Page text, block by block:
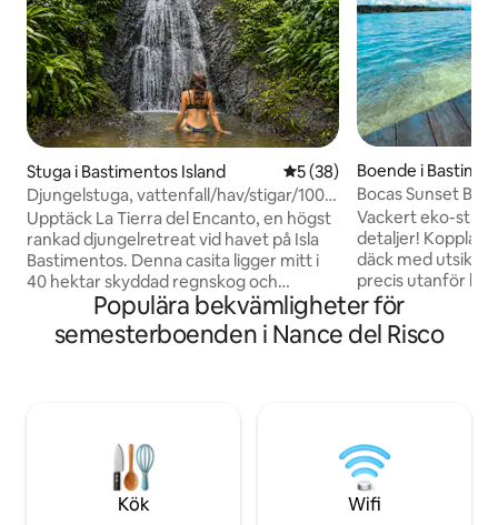
Stuga i Bastimentos Island 5 av 5 i genomsnittligt
5 (38)
Djungelstuga, vattenfall/hav/stigar/100
tunnland
Upptäck La Tierra del Encanto, en högst
rankad djungelretreat vid havet på Isla
Bastimentos. Denna casita ligger mitt i
40 hektar skyddad regnskog och
erbjuder fågelskådning, vattenfall,
kakaoskog och flera kilometer av
vandringsleder. Bara 20 minuter från
av stillhet, levande landskap och friheten
att finna sig till rätta på landet, oavsett
om de utforskar, vilar eller njuter av
valfria måltider direkt från gården till
Boende i
Bocas Sunset
Vackert eko-
detaljer! Koppla
däck med utsikt
precis utanför
varma vattnet
stranden. Bli
solnedgångarna
egen
emot att välkomna dig! -
Mikel, Eimy, Bebis
Populära bekvämligheter för
semesterboenden i Nance del Risco
Kök Wifi